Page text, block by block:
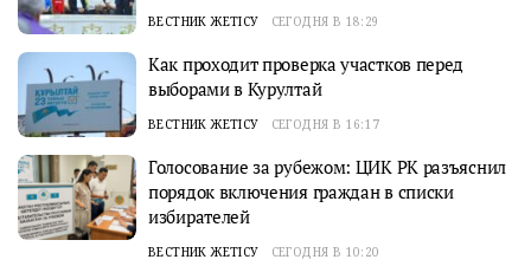
ВЕСТНИК ЖЕТІСУ СЕГОДНЯ В 18:29
Как проходит проверка участков перед
выборами в Курултай
ВЕСТНИК ЖЕТІСУ СЕГОДНЯ В 16:17
Голосование за рубежом: ЦИК РК разъяснил
порядок включения граждан в списки
избирателей
ВЕСТНИК ЖЕТІСУ СЕГОДНЯ В 10:20